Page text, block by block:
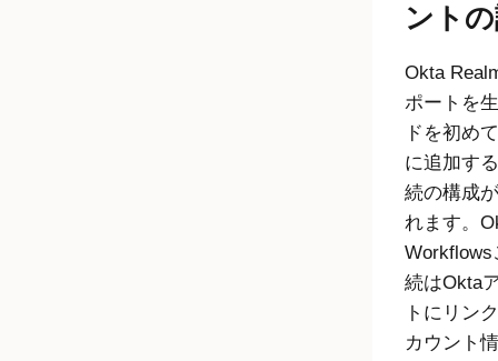
ント
Okta
ポートを
ドを初め
に追加す
続の構成
れます。
Workflows
続はOkta
トにリン
カウント